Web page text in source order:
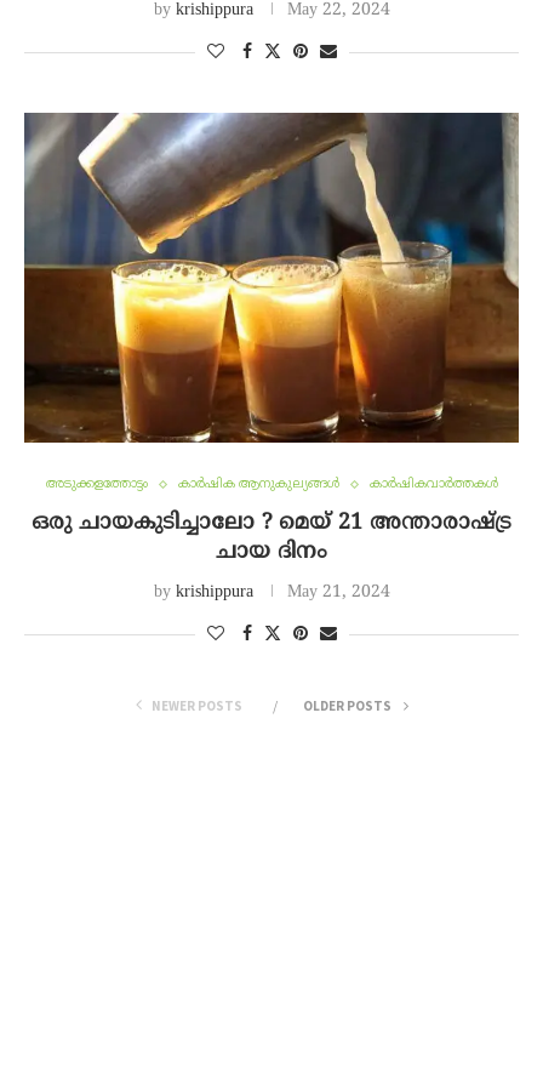
by krishippura May 22, 2024
അടുക്കളത്തോട്ടം കാർഷിക ആനുകുല്യങ്ങൾ കാർഷികവാർത്തകൾ
ഒരു ചായകുടിച്ചാലോ ? മെയ് 21 അന്താരാഷ്ട്ര
ചായ ദിനം
by krishippura May 21, 2024
NEWER POSTS OLDER POSTS